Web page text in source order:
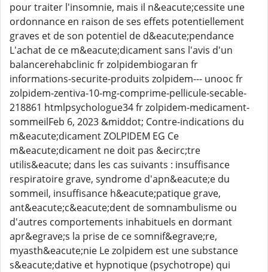
pour traiter l'insomnie, mais il n&eacute;cessite une
ordonnance en raison de ses effets potentiellement
graves et de son potentiel de d&eacute;pendance
L'achat de ce m&eacute;dicament sans l'avis d'un
balancerehabclinic fr zolpidembiogaran fr
informations-securite-produits zolpidem--- unooc fr
zolpidem-zentiva-10-mg-comprime-pellicule-secable-
218861 htmlpsychologue34 fr zolpidem-medicament-
sommeilFeb 6, 2023 &middot; Contre-indications du
m&eacute;dicament ZOLPIDEM EG Ce
m&eacute;dicament ne doit pas &ecirc;tre
utilis&eacute; dans les cas suivants : insuffisance
respiratoire grave, syndrome d'apn&eacute;e du
sommeil, insuffisance h&eacute;patique grave,
ant&eacute;c&eacute;dent de somnambulisme ou
d'autres comportements inhabituels en dormant
apr&egrave;s la prise de ce somnif&egrave;re,
myasth&eacute;nie Le zolpidem est une substance
s&eacute;dative et hypnotique (psychotrope) qui